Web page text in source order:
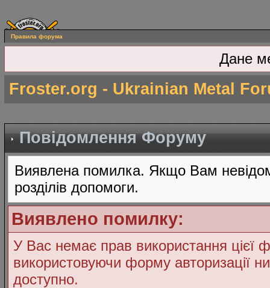
Правила форума
Дане
Froster.org - Ukrainian Metal
Повідомлення Форуму
Виявлена помилка. Якщо Вам
розділів допомоги.
Виявлено помилку:
У Вас немає прав використання цієї
використовуючи форму авторизації
доступно.